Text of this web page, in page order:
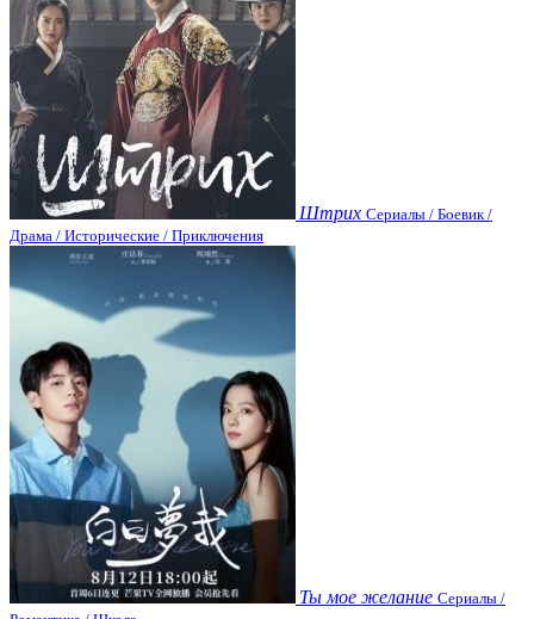
Штрих Сериалы / Боевик /
Драма / Исторические / Приключения
Ты мое желание Сериалы /